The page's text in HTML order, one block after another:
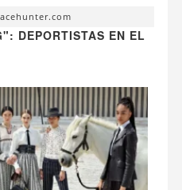
DEPORTISTAS EN EL